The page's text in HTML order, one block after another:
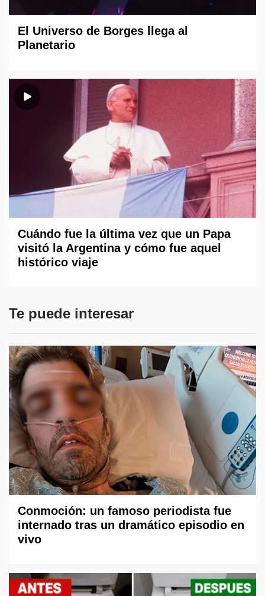
El Universo de Borges llega al
Planetario
Cuándo fue la última vez que un Papa
visitó la Argentina y cómo fue aquel
histórico viaje
Te puede interesar
Conmoción: un famoso periodista fue
internado tras un dramático episodio en
vivo